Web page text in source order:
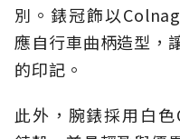
別。錶冠飾以
應自行車曲柄造型，
的印記。
此外，腕錶採用白